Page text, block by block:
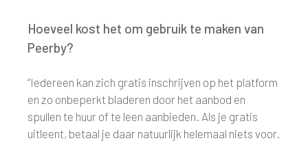
Hoeveel kost het om gebruik te maken van
Peerby?
“Iedereen kan zich gratis inschrijven op het platform
en zo onbeperkt bladeren door het aanbod en
spullen te huur of te leen aanbieden. Als je gratis
uitleent, betaal je daar natuurlijk helemaal niets voor.